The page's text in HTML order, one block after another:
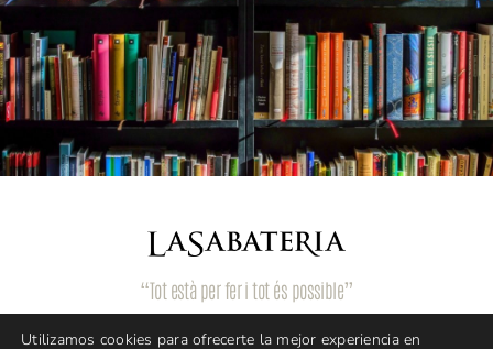
“Tot està per fer i tot és possible”
Utilizamos cookies para ofrecerte la mejor experiencia en